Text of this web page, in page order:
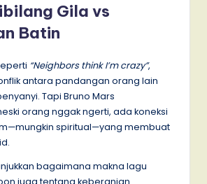
Gila vs
Batin
“Neighbors think I’m crazy”,
antara pandangan orang lain
Tapi Bruno Mars
orang nggak ngerti, ada koneksi
spiritual—yang membuat
bagaimana makna lagu
juga tentang keberanian